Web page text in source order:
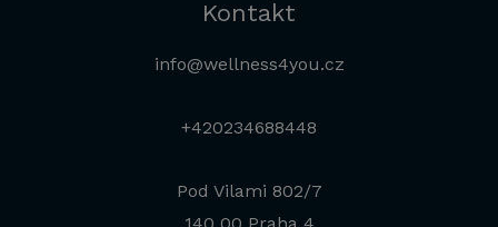
Kontakt
info@wellness4you.cz
+420234688448
Pod Vilami 802/7